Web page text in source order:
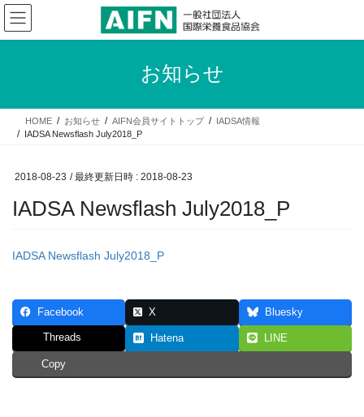
コ
ン
テ
ス
ナ
ビ
ゲ
ン
お知らせ
HOME お知らせ AIFN会員サイトトップ
IADSA情報
IADSA Newsflash July2018_P
2018-08-23 / 最終更新日時 : 2018-08-23
IADSA Newsflash July2018_P
IADSA Newsflash July2018_P
Facebook X Bluesky
Threads Hatena LINE
Copy